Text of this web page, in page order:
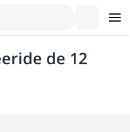
de 12